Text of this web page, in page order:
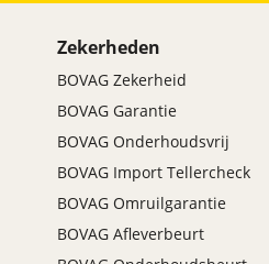
Zekerheden
BOVAG Zekerheid
BOVAG Garantie
BOVAG Onderhoudsvrij
BOVAG Import Tellercheck
BOVAG Omruilgarantie
BOVAG Afleverbeurt